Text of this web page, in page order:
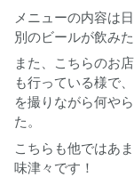
メニューの内容は
別のビールが飲みた
また、こちらのお
も行っている様で
を撮りながら何や
た。
こちらも他ではあ
味津々です！